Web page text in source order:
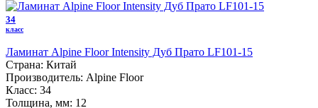
34
класс
Ламинат Alpine Floor Intensity Дуб Прато LF101-15
Страна: Китай
Производитель: Alpine Floor
Класс: 34
Толщина, мм: 12